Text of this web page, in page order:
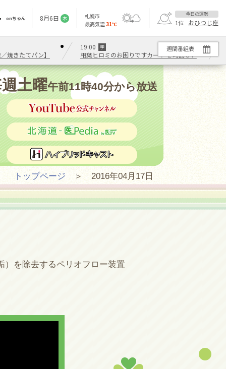
onちゃん 8月6日 木
札幌市
最高気温 31℃
今日の運勢
1位 おひつじ座
焼きたてパン】
19:00 字
相葉ヒロミのお困りですカー？ ２時間ＳＰ
週間番組表
土曜午前11時40分から放送
トップページ ＞ 2016年04月17日
）を除去するペリオフロー装置